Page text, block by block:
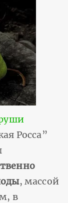
Росса”
, массой
в